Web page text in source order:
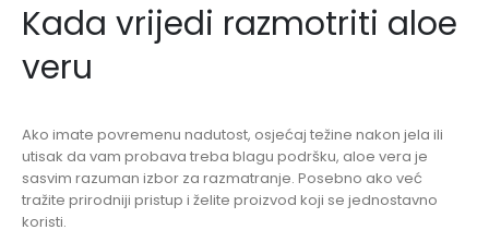
Kada vrijedi razmotriti aloe
veru
Ako imate povremenu nadutost, osjećaj težine nakon jela ili
utisak da vam probava treba blagu podršku, aloe vera je
sasvim razuman izbor za razmatranje. Posebno ako već
tražite prirodniji pristup i želite proizvod koji se jednostavno
koristi.